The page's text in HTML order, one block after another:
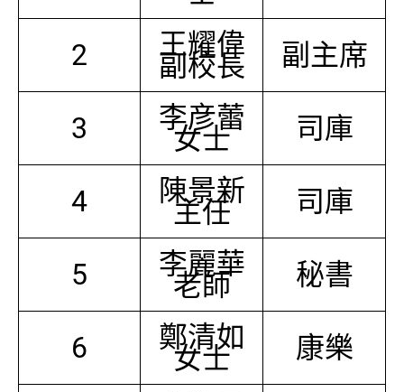
2 王耀偉
副校長 副主席
3 李彦蕾
女士 司庫
4 陳景新
主任 司庫
5 李麗華
老師 秘書
6 鄭清如
女士 康樂